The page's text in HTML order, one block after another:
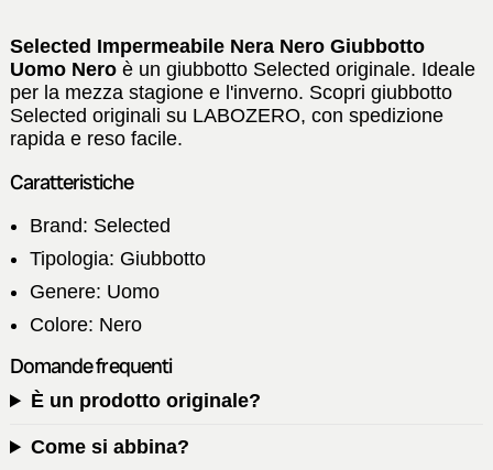
Selected Impermeabile Nera Nero Giubbotto
Uomo Nero è un giubbotto Selected originale. Ideale
per la mezza stagione e l'inverno. Scopri giubbotto
Selected originali su LABOZERO, con spedizione
rapida e reso facile.
Caratteristiche
Brand: Selected
Tipologia: Giubbotto
Genere: Uomo
Colore: Nero
Domande frequenti
È un prodotto originale?
Come si abbina?